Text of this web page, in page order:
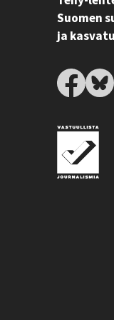
Suomen
ja